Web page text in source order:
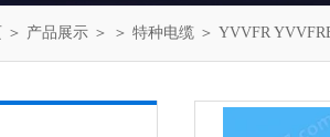
＞ 产品展示 ＞ ＞ 特种电缆 ＞ YVVFR